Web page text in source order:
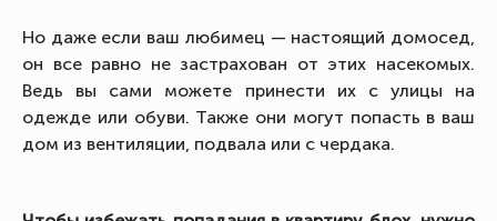
Но даже если ваш любимец — настоящий домосед,
он все равно не застрахован от этих насекомых.
Ведь вы сами можете принести их с улицы на
одежде или обуви. Также они могут попасть в ваш
дом из вентиляции, подвала или с чердака.